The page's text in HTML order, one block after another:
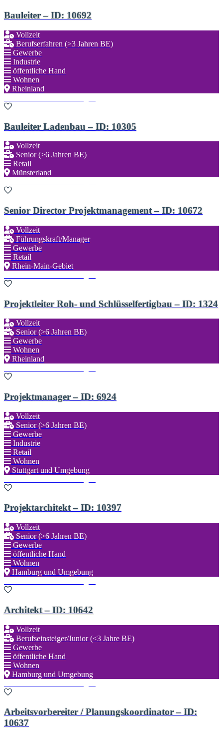
Bauleiter – ID: 10692
Vollzeit
Berufserfahren (>3 Jahren BE)
Gewerbe
Industrie
öffentliche Hand
Wohnen
Rheinland
Bauleiter Ladenbau – ID: 10305
Vollzeit
Senior (>6 Jahren BE)
Retail
Münsterland
Senior Director Projektmanagement – ID: 10672
Vollzeit
Führungskraft/Manager
Gewerbe
Retail
Rhein-Main-Gebiet
Projektleiter Roh- und Schlüsselfertigbau – ID: 1324
Vollzeit
Senior (>6 Jahren BE)
Gewerbe
Wohnen
Rheinland
Projektmanager – ID: 6924
Vollzeit
Senior (>6 Jahren BE)
Gewerbe
Industrie
Retail
Wohnen
Stuttgart und Umgebung
Projektarchitekt – ID: 10397
Vollzeit
Senior (>6 Jahren BE)
Gewerbe
öffentliche Hand
Wohnen
Hamburg und Umgebung
Architekt – ID: 10642
Vollzeit
Berufseinsteiger/Junior (<3 Jahre BE)
Gewerbe
öffentliche Hand
Wohnen
Hamburg und Umgebung
Arbeitsvorbereiter / Planungskoordinator – ID:
10637